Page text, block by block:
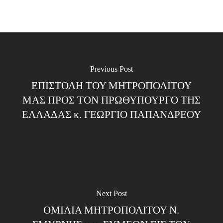
Previous Post
ΕΠΙΣΤΟΛΗ ΤΟΥ ΜΗΤΡΟΠΟΛΙΤΟΥ
ΜΑΣ ΠΡΟΣ ΤΟΝ ΠΡΩΘΥΠΟΥΡΓΟ ΤΗΣ
ΕΛΛΑΔΑΣ κ. ΓΕΩΡΓΙΟ ΠΑΠΑΝΔΡΕΟΥ
Next Post
ΟΜΙΛΙΑ ΜΗΤΡΟΠΟΛΙΤΟΥ Ν.